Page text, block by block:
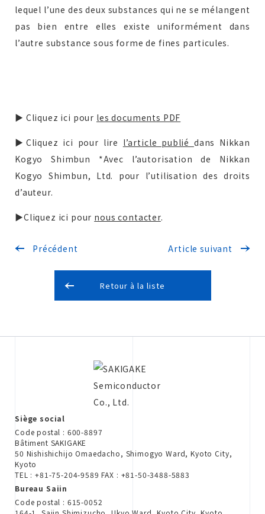
lequel l’une des deux substances qui ne se mélangent
pas bien entre elles existe uniformément dans
l’autre substance sous forme de fines particules.
▶ Cliquez ici pour les documents PDF
▶Cliquez ici pour lire l’article publié dans Nikkan
Kogyo Shimbun *Avec l’autorisation de Nikkan
Kogyo Shimbun, Ltd. pour l’utilisation des droits
d’auteur.
▶Cliquez ici pour nous contacter.
Précédent
Retour à la liste
Article suivant
Siège social
Code postal : 600-8897
Bâtiment SAKIGAKE
50 Nishishichijo Omaedacho, Shimogyo Ward, Kyoto City,
Kyoto
TEL : +81-75-204-9589 FAX : +81-50-3488-5883
Bureau Saiin
Code postal : 615-0052